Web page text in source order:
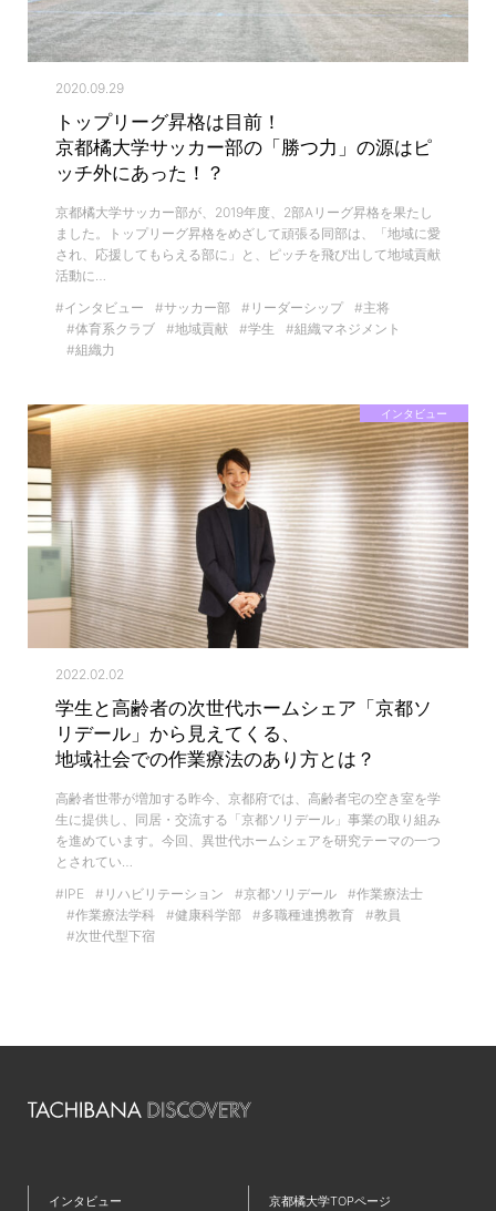
2020.09.29
トップリーグ昇格は目前！
京都橘大学サッカー部の「勝つ力」の源はピ
ッチ外にあった！？
京都橘大学サッカー部が、2019年度、2部Aリーグ昇格を果たし
ました。トップリーグ昇格をめざして頑張る同部は、「地域に愛
され、応援してもらえる部に」と、ピッチを飛び出して地域貢献
活動に…
#インタビュー
#サッカー部 #リーダーシップ
#主将
#体育系クラブ
#地域貢献 #学生
#組織マネジメント
#組織力
インタビュー
2022.02.02
学生と高齢者の次世代ホームシェア「京都ソ
リデール」から見えてくる、
地域社会での作業療法のあり方とは？
高齢者世帯が増加する昨今、京都府では、高齢者宅の空き室を学
生に提供し、同居・交流する「京都ソリデール」事業の取り組み
を進めています。今回、異世代ホームシェアを研究テーマの一つ
とされてい…
#IPE
#リハビリテーション #京都ソリデール
#作業療法士
#作業療法学科
#健康科学部 #多職種連携教育
#教員
#次世代型下宿
インタビュー 京都橘大学TOPページ